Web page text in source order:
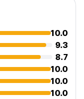
어 있지 않습니다.
함되지 않은 표준 10%
from original
10.0
9.3
8.7
10.0
10.0
10.0